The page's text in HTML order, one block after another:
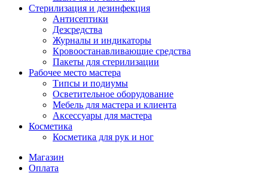
Стерилизация и дезинфекция
Антисептики
Дезсредства
Журналы и индикаторы
Кровоостанавливающие средства
Пакеты для стерилизации
Рабочее место мастера
Типсы и подиумы
Осветительное оборудование
Мебель для мастера и клиента
Аксессуары для мастера
Косметика
Косметика для рук и ног
Магазин
Оплата